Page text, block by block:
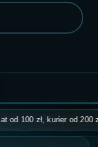
zł, kurier od 200 zł,